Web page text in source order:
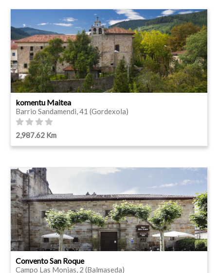
komentu Maitea
Barrio Sandamendi, 41 (Gordexola)
2,987.62 Km
Convento San Roque
Campo Las Monjas, 2 (Balmaseda)